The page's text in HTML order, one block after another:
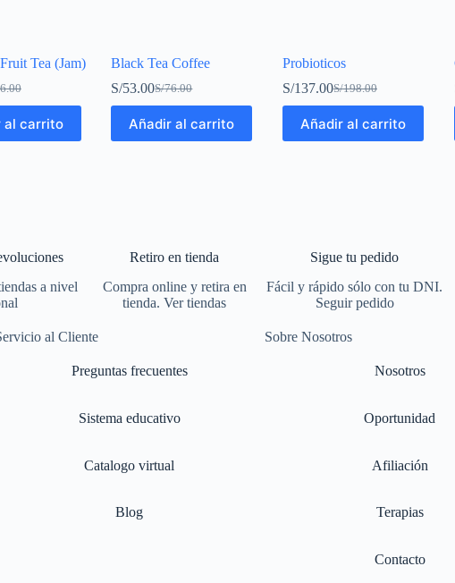
Tea (Jam)
al carrito
Black Tea Coffee
S/76.00
S/53.00
Añadir al carrito
Probioticos
S/198.00
S/137.00
Añadir al carrito
a nivel
Retiro en tienda
Compra online y retira en
tienda. Ver tiendas
Sigue tu pedido
Fácil y rápido sólo con tu DNI.
Seguir pedido
al Cliente
Preguntas frecuentes
Sistema educativo
Catalogo virtual
Blog
Sobre Nosotros
Nosotros
Oportunidad
Afiliación
Terapias
Contacto